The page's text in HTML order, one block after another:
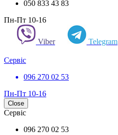
050 833 43 83
Пн-Пт 10-16
Viber Telegram
Сервіс
096 270 02 53
Пн-Пт 10-16
Close
Сервіс
096 270 02 53